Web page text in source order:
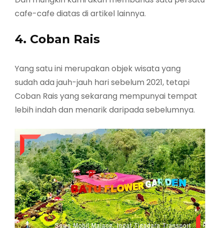
cafe-cafe diatas di artikel lainnya.
4. Coban Rais
Yang satu ini merupakan objek wisata yang
sudah ada jauh-jauh hari sebelum 2021, tetapi
Coban Rais yang sekarang mempunyai tempat
lebih indah dan menarik daripada sebelumnya.